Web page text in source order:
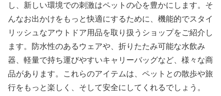
し、新しい環境での刺激はペットの心を豊かにします。そ
んなお出かけをもっと快適にするために、機能的でスタイ
リッシュなアウトドア用品を取り扱うショップをご紹介し
ます。防水性のあるウェアや、折りたたみ可能な水飲み
器、軽量で持ち運びやすいキャリーバッグなど、様々な商
品があります。これらのアイテムは、ペットとの散歩や旅
行をもっと楽しく、そして安全にしてくれるでしょう。